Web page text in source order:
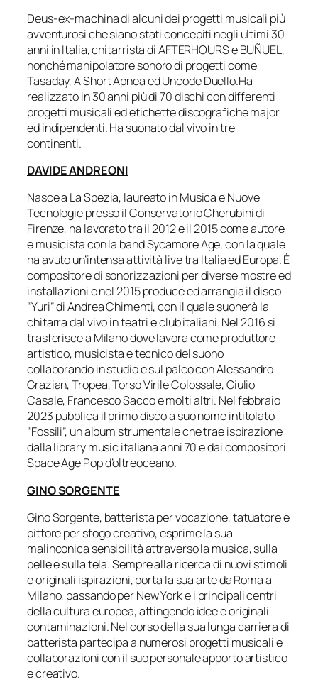
Deus-ex-machina di alcuni dei progetti musicali più
avventurosi che siano stati concepiti negli ultimi 30
anni in Italia, chitarrista di AFTERHOURS e BUÑUEL,
nonché manipolatore sonoro di progetti come
Tasaday, A Short Apnea ed Uncode Duello.Ha
realizzato in 30 anni più di 70 dischi con differenti
progetti musicali ed etichette discografiche major
ed indipendenti. Ha suonato dal vivo in tre
continenti.
DAVIDE ANDREONI
Nasce a La Spezia, laureato in Musica e Nuove
Tecnologie presso il Conservatorio Cherubini di
Firenze, ha lavorato tra il 2012 e il 2015 come autore
e musicista con la band Sycamore Age, con la quale
ha avuto un’intensa attività live tra Italia ed Europa. È
compositore di sonorizzazioni per diverse mostre ed
installazioni e nel 2015 produce ed arrangia il disco
“Yuri” di Andrea Chimenti, con il quale suonerà la
chitarra dal vivo in teatri e club italiani. Nel 2016 si
trasferisce a Milano dove lavora come produttore
artistico, musicista e tecnico del suono
collaborando in studio e sul palco con Alessandro
Grazian, Tropea, Torso Virile Colossale, Giulio
Casale, Francesco Sacco e molti altri. Nel febbraio
2023 pubblica il primo disco a suo nome intitolato
“Fossili”, un album strumentale che trae ispirazione
dalla library music italiana anni 70 e dai compositori
Space Age Pop d’oltreoceano.
GINO SORGENTE
Gino Sorgente, batterista per vocazione, tatuatore e
pittore per sfogo creativo, esprime la sua
malinconica sensibilità attraverso la musica, sulla
pelle e sulla tela. Sempre alla ricerca di nuovi stimoli
e originali ispirazioni, porta la sua arte da Roma a
Milano, passando per New York e i principali centri
della cultura europea, attingendo idee e originali
contaminazioni. Nel corso della sua lunga carriera di
batterista partecipa a numerosi progetti musicali e
collaborazioni con il suo personale apporto artistico
e creativo.